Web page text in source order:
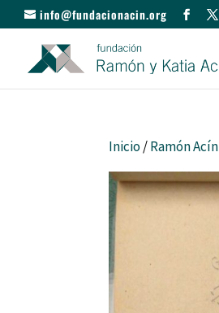
info@fundacionacin.org
Inicio/Ramón Acín